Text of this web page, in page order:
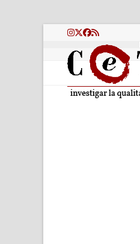
Instagram
Twitter
Facebook
RSS